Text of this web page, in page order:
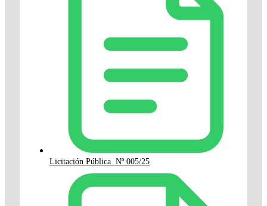
Licitación Pública Nº 005/25